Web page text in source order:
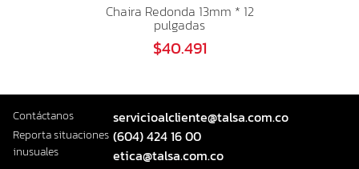
Chaira Redonda 13mm * 12
pulgadas
$40.491
Contáctanos servicioalcliente@talsa.com.co
Reporta situaciones
inusuales
(604) 424 16 00
etica@talsa.com.co